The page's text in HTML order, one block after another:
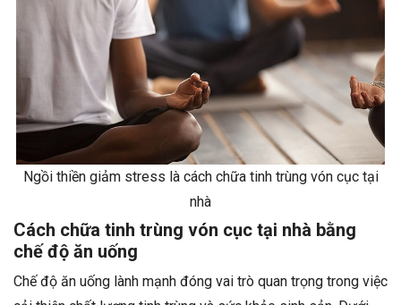
Ngồi thiền giảm stress là cách chữa tinh trùng vón cục tại
nhà
Cách chữa tinh trùng vón cục tại nhà bằng
chế độ ăn uống
Chế độ ăn uống lành mạnh đóng vai trò quan trọng trong việc